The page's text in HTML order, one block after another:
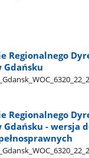
Regionalnego
Gdańsku
Regionalnego
Gdańsku - wersja